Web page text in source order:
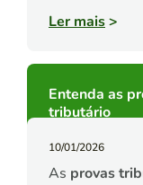
Ler mais>
Entenda as
tributário
10/01/2026
As provas